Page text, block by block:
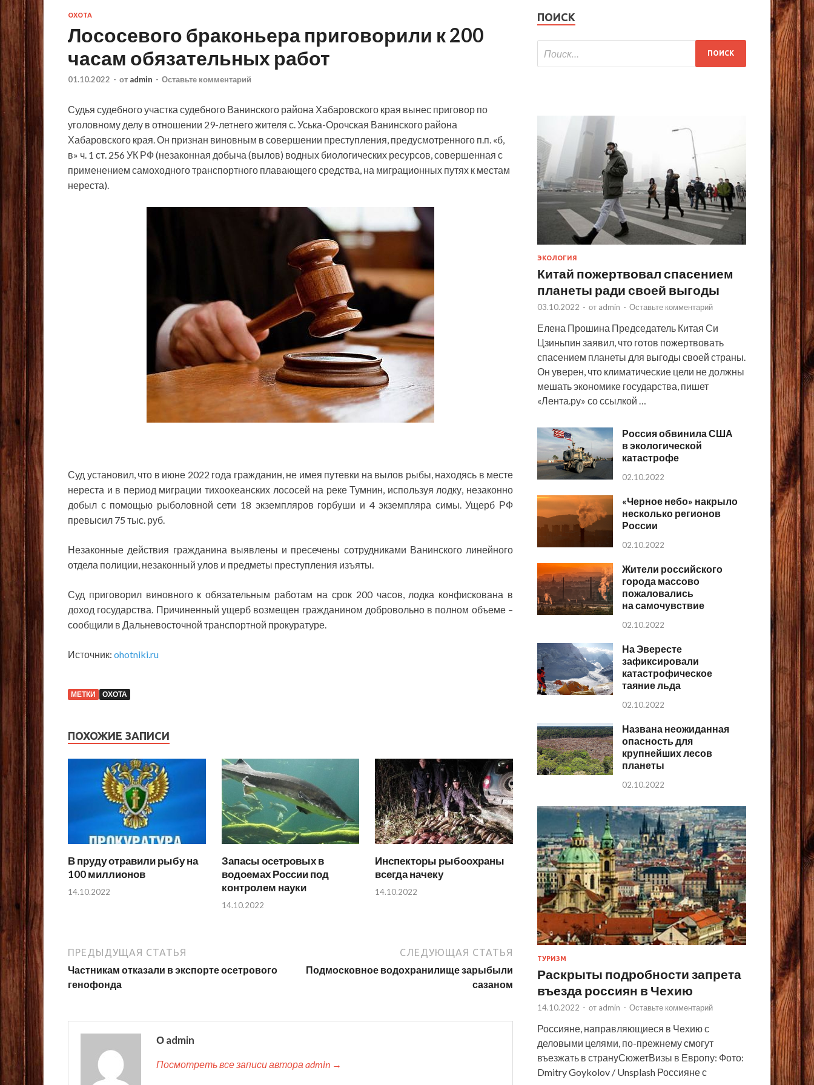
ОХОТА
Лососевого браконьера приговорили к 200
часам обязательных работ
01.10.2022 - от admin - Оставьте комментарий
Судья судебного участка судебного Ванинского района Хабаровского края вынес приговор по
уголовному делу в отношении 29-летнего жителя с. Уська-Орочская Ванинского района
Хабаровского края. Он признан виновным в совершении преступления, предусмотренного п.п. «б,
в» ч. 1 ст. 256 УК РФ (незаконная добыча (вылов) водных биологических ресурсов, совершенная с
применением самоходного транспортного плавающего средства, на миграционных путях к местам
нереста).
Суд установил, что в июне 2022 года гражданин, не имея путевки на вылов рыбы, находясь в месте
нереста и в период миграции тихоокеанских лососей на реке Тумнин, используя лодку, незаконно
добыл с помощью рыболовной сети 18 экземпляров горбуши и 4 экземпляра симы. Ущерб РФ
превысил 75 тыс. руб.
Незаконные действия гражданина выявлены и пресечены сотрудниками Ванинского линейного
отдела полиции, незаконный улов и предметы преступления изъяты.
Суд приговорил виновного к обязательным работам на срок 200 часов, лодка конфискована в
доход государства. Причиненный ущерб возмещен гражданином добровольно в полном объеме –
сообщили в Дальневосточной транспортной прокуратуре.
Источник: ohotniki.ru
МЕТКИ ОХОТА
ПОХОЖИЕ ЗАПИСИ
В пруду отравили рыбу на
100 миллионов
14.10.2022
Запасы осетровых в
водоемах России под
контролем науки
14.10.2022
Инспекторы рыбоохраны
всегда начеку
14.10.2022
ПРЕДЫДУЩАЯ СТАТЬЯ
Частникам отказали в экспорте осетрового
генофонда
СЛЕДУЮЩАЯ СТАТЬЯ
Подмосковное водохранилище зарыбыли
сазаном
О admin
Посмотреть все записи автора admin →
ПОИСК
ЭКОЛОГИЯ
Китай пожертвовал спасением
планеты ради своей выгоды
03.10.2022 - от admin - Оставьте комментарий
Елена Прошина Председатель Китая Си
Цзиньпин заявил, что готов пожертвовать
спасением планеты для выгоды своей страны.
Он уверен, что климатические цели не должны
мешать экономике государства, пишет
«Лента.ру» со ссылкой …
Россия обвинила США
в экологической
катастрофе
02.10.2022
«Черное небо» накрыло
несколько регионов
России
02.10.2022
Жители российского
города массово
пожаловались
на самочувствие
02.10.2022
На Эвересте
зафиксировали
катастрофическое
таяние льда
02.10.2022
Названа неожиданная
опасность для
крупнейших лесов
планеты
02.10.2022
ТУРИЗМ
Раскрыты подробности запрета
въезда россиян в Чехию
14.10.2022 - от admin - Оставьте комментарий
Россияне, направляющиеся в Чехию с
деловыми целями, по-прежнему смогут
въезжать в странуСюжетВизы в Европу: Фото:
Dmitry Goykolov / Unsplash Россияне с